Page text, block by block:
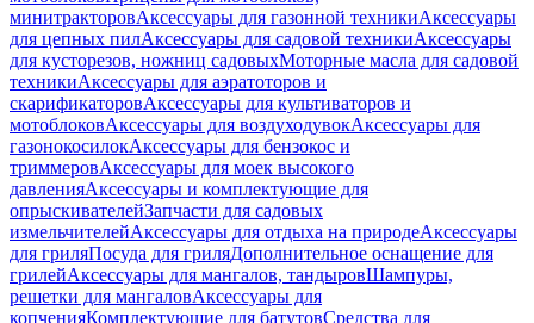
минитракторовАксессуары для газонной техникиАксессуары
для цепных пилАксессуары для садовой техникиАксессуары
для кусторезов, ножниц садовыхМоторные масла для садовой
техникиАксессуары для аэратоторов и
скарификаторовАксессуары для культиваторов и
мотоблоковАксессуары для воздуходувокАксессуары для
газонокосилокАксессуары для бензокос и
триммеровАксессуары для моек высокого
давленияАксессуары и комплектующие для
опрыскивателейЗапчасти для садовых
измельчителейАксессуары для отдыха на природеАксессуары
для гриляПосуда для гриляДополнительное оснащение для
грилейАксессуары для мангалов, тандыровШампуры,
решетки для мангаловАксессуары для
копченияКомплектующие для батутовСредства для